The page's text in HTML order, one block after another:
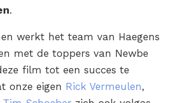
.
werkt het team van Haegens
met de toppers van Newbe
film tot een succes te
onze eigen Rick Vermeulen,